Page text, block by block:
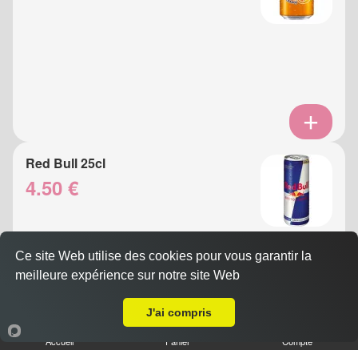
Red Bull 25cl
4.50 €
Accueil Panier Compte
Ce site Web utilise des cookies pour vous garantir la
meilleure expérience sur notre site Web
J'ai compris